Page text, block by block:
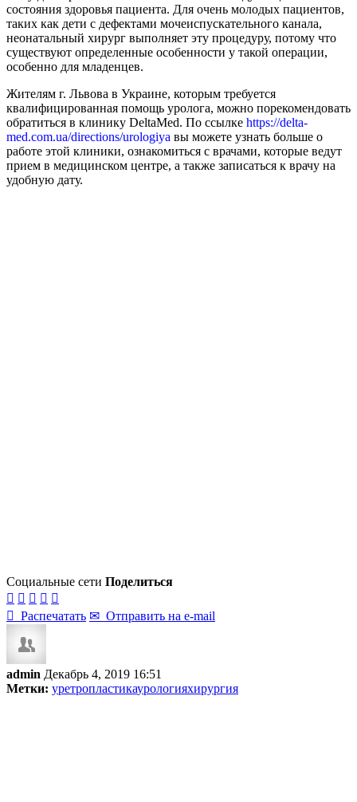
состояния здоровья пациента. Для очень молодых пациентов,
таких как дети с дефектами мочеиспускательного канала,
неонатальный хирург выполняет эту процедуру, потому что
существуют определенные особенности у такой операции,
особенно для младенцев.
Жителям г. Львова в Украине, которым требуется
квалифицированная помощь уролога, можно порекомендовать
обратиться в клинику DeltaMed. По ссылке https://delta-
med.com.ua/directions/urologiya вы можете узнать больше о
работе этой клиники, ознакомиться с врачами, которые ведут
прием в медицинском центре, а также записаться к врачу на
удобную дату.
Социальные сети Поделиться
    
 Распечатать ✉ Отправить на e-mail
admin Декабрь 4, 2019 16:51
Метки: уретропластикаурологияхирургия